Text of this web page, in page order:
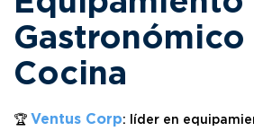
Gastronómico
Cocina
🏆 Ventus Corp: líder en
4.
conservadoras
5.
pastelera
6. meson